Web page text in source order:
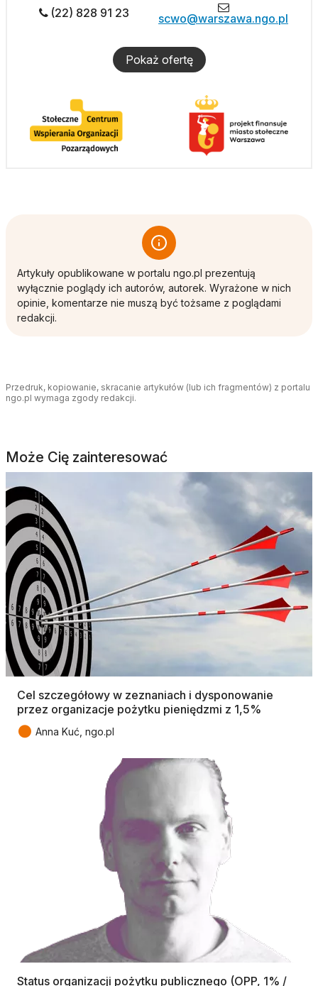
(22) 828 91 23 scwo@warszawa.ngo.pl
Pokaż ofertę
Artykuły opublikowane w portalu ngo.pl prezentują
wyłącznie poglądy ich autorów, autorek. Wyrażone w nich
opinie, komentarze nie muszą być tożsame z poglądami
redakcji.
Przedruk, kopiowanie, skracanie artykułów (lub ich fragmentów) z portalu
ngo.pl wymaga zgody redakcji.
Może Cię zainteresować
Cel szczegółowy w zeznaniach i dysponowanie
przez organizacje pożytku pieniędzmi z 1,5%
● Anna Kuć, ngo.pl
Status organizacji pożytku publicznego (OPP, 1% /